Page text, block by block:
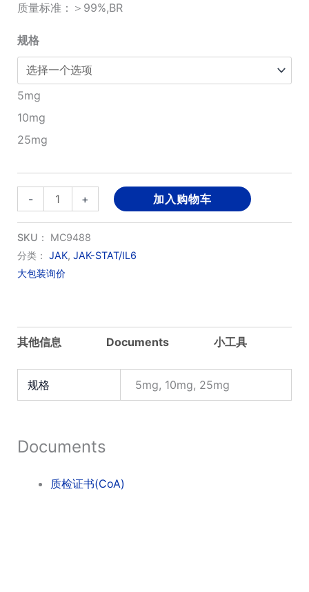
¥4,060.00
质量标准：＞99%,BR
规格
5mg
10mg
25mg
-
(2R,5S)-
Ritlecitinib
数
量
+ 加入购物车
SKU： MC9488
分类： JAK, JAK-STAT/IL6
大包装询价
其他信息 Documents 小工具
规格 5mg, 10mg, 25mg
Documents
质检证书(CoA)